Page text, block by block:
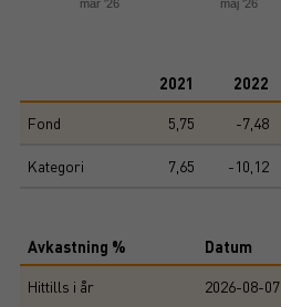
mar '26 maj '26
2021 2022
Fond
5,75 -7,48
Kategori 7,65 -10,12
Avkastning % Datum
Hittills i år
2026-08-07